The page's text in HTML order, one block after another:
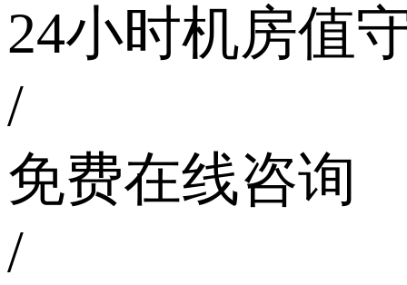
24小时机房值
/
免费在线咨询
/